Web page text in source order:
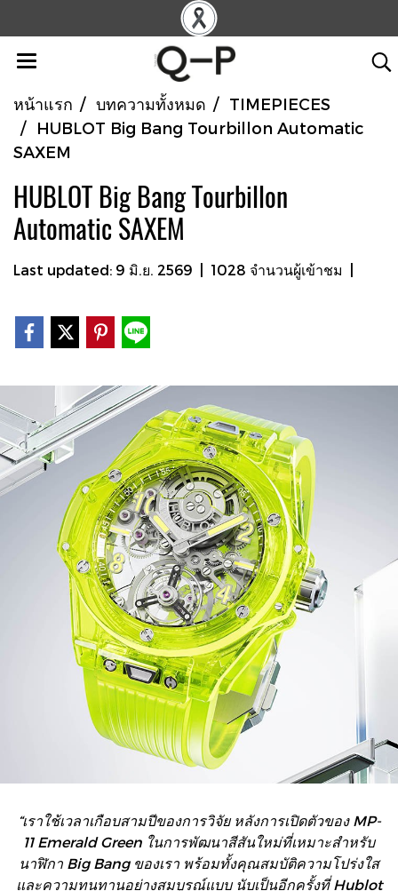
หน้าแรก บทความทั้งหมด
TIMEPIECES
HUBLOT Big Bang Tourbillon Automatic
SAXEM
HUBLOT Big Bang Tourbillon
Automatic SAXEM
Last updated: 9 มิ.ย. 2569 1028 จำนวนผู้เข้าชม
“เราใช้เวลาเกือบสามปีของการวิจัย หลังการเปิดตัวของ MP-
11 Emerald Green ในการพัฒนาสีสันใหม่ที่เหมาะสำหรับ
นาฬิกา Big Bang ของเรา พร้อมทั้งคุณสมบัติความโปร่งใส
และความทนทานอย่างสมบูรณ์แบบ นับเป็นอีกครั้งที่ Hublot